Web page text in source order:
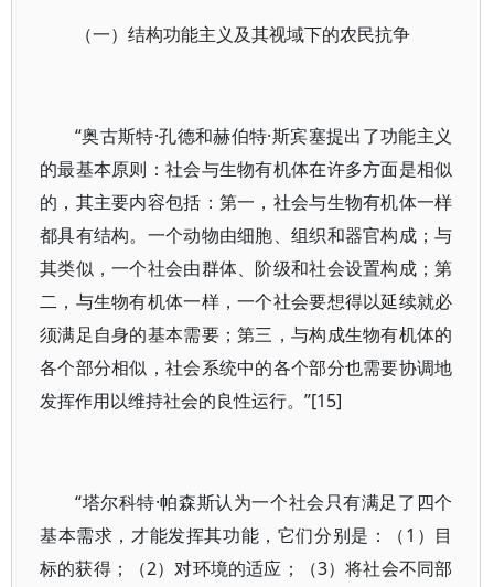
（一）结构功能主义及其视域下的农民抗争
“奥古斯特·孔德和赫伯特·斯宾塞提出了功能主义
的最基本原则：社会与生物有机体在许多方面是相似
的，其主要内容包括：第一，社会与生物有机体一样
都具有结构。一个动物由细胞、组织和器官构成；与
其类似，一个社会由群体、阶级和社会设置构成；第
二，与生物有机体一样，一个社会要想得以延续就必
须满足自身的基本需要；第三，与构成生物有机体的
各个部分相似，社会系统中的各个部分也需要协调地
发挥作用以维持社会的良性运行。”[15]
“塔尔科特·帕森斯认为一个社会只有满足了四个
基本需求，才能发挥其功能，它们分别是：（1）目
标的获得；（2）对环境的适应；（3）将社会不同部